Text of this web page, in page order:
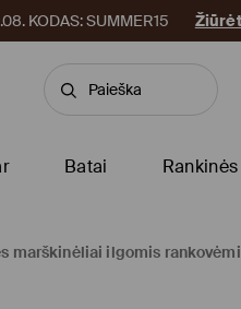
KODAS: SUMMER15
Batai Rankinės
marškinėliai ilgomis